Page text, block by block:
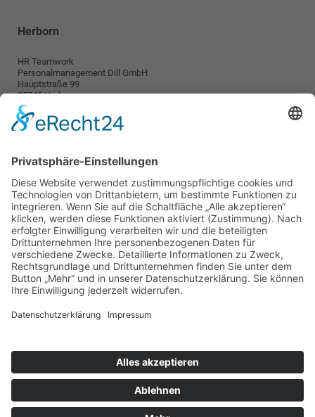
Herborn
HR Teamwork
Personalmanagement Dill GmbH
Hauptstraße 99
35745 Herborn
info@teamwork-personal.de
Wetzlar
HR TeamWork
Personalmanagement Dill GmbH
Karl-Kellner-Ring 38-46
35576 Wetzlar
wetzlar@teamwork-personal.de
Teamwork
Kontakt